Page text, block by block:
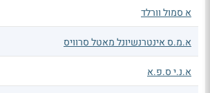
א סמול וורלד
א.מ.ס אינטרנשיונל מאטל סרוויס
א.נ.י ס.פ.א